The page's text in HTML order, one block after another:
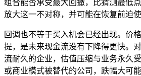
组合能否承受最大回撤，比猜测最低
放大这一不对称，并可能在恢复前迫使
回调也不等于买入机会已经出现。价
提，是未来现金流没有下降得更快。
流耐久的企业，估值压缩与业务永久
或商业模式被替代的公司，跌幅大可